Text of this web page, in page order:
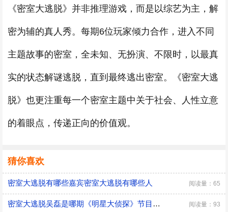
《密室大逃脱》并非推理游戏，而是以综艺为主，解
密为辅的真人秀。每期6位玩家倾力合作，进入不同
主题故事的密室，全未知、无扮演、不限时，以最真
实的状态解谜逃脱，直到最终逃出密室。《密室大逃
脱》也更注重每一个密室主题中关于社会、人性立意
的着眼点，传递正向的价值观。
猜你喜欢
密室大逃脱有哪些嘉宾密室大逃脱有哪些人 阅读量：65
密室大逃脱吴磊是哪期《明星大侦探》节目特色 阅读量：93